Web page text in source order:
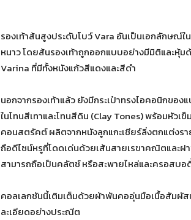
รองเท้าส้นสูงประดับโบว์ Vara อันเป็นเอกลักษณ์
หนาว โดยส้นรองเท้าถูกออกแบบอย่างมีมิติและหุ้
Varina ที่มีทั้งหนังแก้วสีแดงและสีดำ
นอกจากรองเท้าแล้ว ยังมีกระเป๋าทรงไอคอนิกขอ
ในโทนสีเทาและโทนสีดิน (Clay Tones) พร้อมหัว
คอนสตรัคต์ ผลิตจากหนังลูกแกะเชียร์ลิ่งตกแต่งร
ถือดีไซน์หรูที่โดดเด่นด้วยเส้นสายเรขาคณิตและฝ
สามารถถือเป็นคลัตช์ หรือสะพายไหล่และครอสบ
คอลเลกชันนี้เติมเต็มด้วยผ้าพันคออุ่นมือเนื้อสัมผั
ละเอียดอย่างประณีต